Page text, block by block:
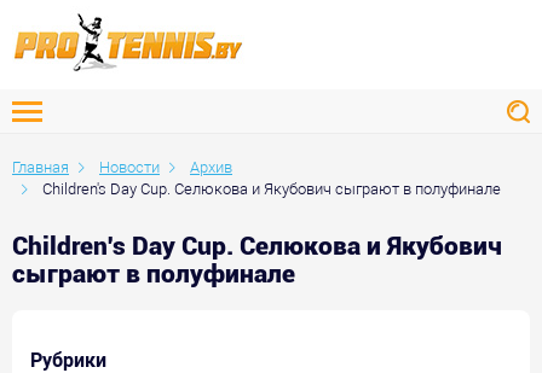
Главная Новости
Архив
Children's Day Cup. Селюкова и Якубович сыграют в полуфинале
Children's Day Cup. Селюкова и Якубович
сыграют в полуфинале
Рубрики